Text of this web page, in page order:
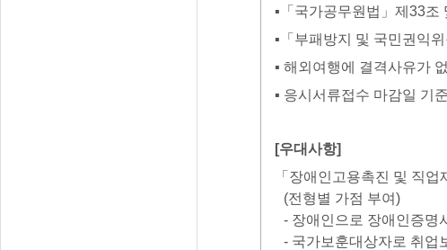
▪「국가공무원법」제33조
▪「부패방지 및 국민권익
▪ 해외여행에 결격사유가
▪ 응시서류접수 마감일 기
[우대사항]
「장애인고용촉진 및 직
(전형별 가점 부여)
- 장애인으로 장애인증명
- 국가보훈대상자로 취업